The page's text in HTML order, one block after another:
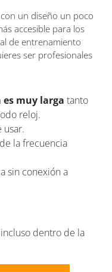
un diseño un poco
accesible para los
de entrenamiento
ser profesionales
muy larga tanto
reloj.
usar.
la frecuencia
sin conexión a
dentro de la